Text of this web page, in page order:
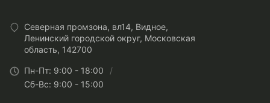
Северная промзона, вл14, Видное,
Ленинский городской округ, Московская
область, 142700
Пн-Пт: 9:00 - 18:00
Сб-Вс: 9:00 - 15:00